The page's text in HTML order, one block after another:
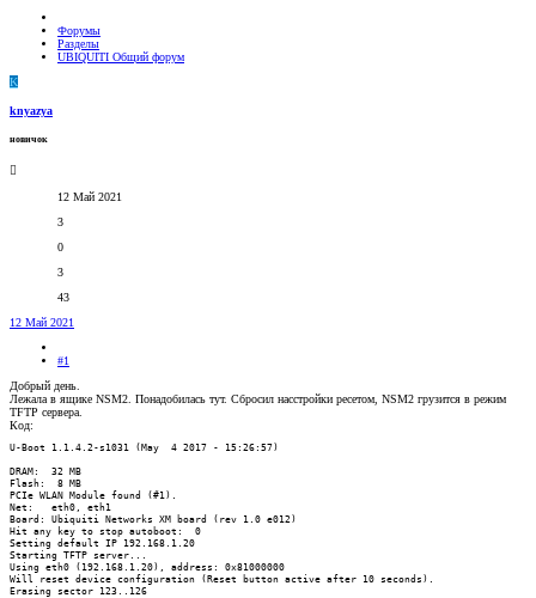
Форумы
Разделы
UBIQUITI Общий форум
K
knyazya
новичок
12 Май 2021
3
0
3
43
12 Май 2021
#1
Добрый день.
Лежала в ящике NSM2. Понадобилась тут. Сбросил насстройки ресетом, NSM2 грузится в режим
TFTP сервера.
Код:
U-Boot 1.1.4.2-s1031 (May  4 2017 - 15:26:57)
DRAM:  32 MB
Flash:  8 MB
PCIe WLAN Module found (#1).
Net:   eth0, eth1
Board: Ubiquiti Networks XM board (rev 1.0 e012)
Hit any key to stop autoboot:  0
Setting default IP 192.168.1.20
Starting TFTP server...
Using eth0 (192.168.1.20), address: 0x81000000
Will reset device configuration (Reset button active after 10 seconds).
Erasing sector 123..126